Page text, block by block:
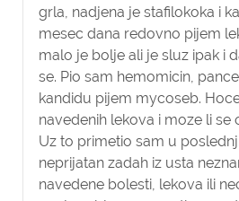
grla, nadjena je stafilokoka i
mesec dana redovno pijem
malo je bolje ali je sluz ipak i
se. Pio sam hemomicin,
kandidu pijem mycoseb.
navedenih lekova i moze li se
Uz to primetio sam u
neprijatan zadah iz usta
navedene bolesti, lekova ili